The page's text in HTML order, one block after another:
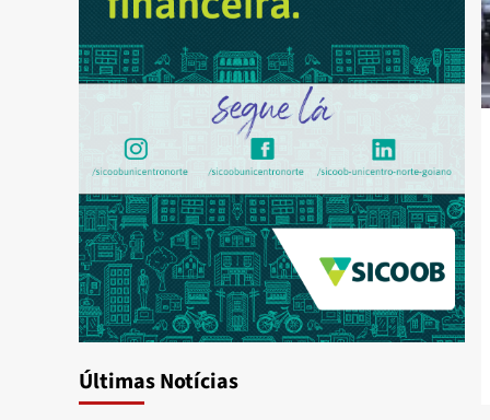
Últimas Notícias